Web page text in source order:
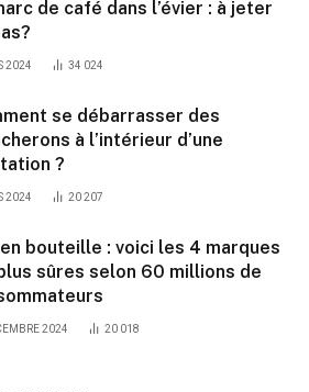
de café dans l’évier : à jeter
2024 34 024
se débarrasser des
à l’intérieur d’une
?
2024 20 207
en bouteille : voici les 4 marques
sûres selon 60 millions de
2024 20 018